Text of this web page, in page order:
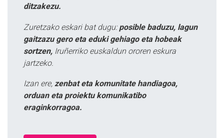
ditzakezu.
Zuretzako eskari bat dugu: posible baduzu, lagun
gaitzazu gero eta eduki gehiago eta hobeak
sortzen, Iruñerriko euskaldun ororen eskura
jartzeko.
Izan ere, zenbat eta komunitate handiagoa,
orduan eta proiektu komunikatibo
eraginkorragoa.